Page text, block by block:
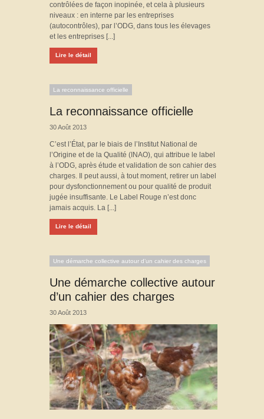
contrôlées de façon inopinée, et cela à plusieurs
niveaux : en interne par les entreprises
(autocontrôles), par l’ODG, dans tous les élevages
et les entreprises [...]
Lire le détail
La reconnaissance officielle
La reconnaissance officielle
30 Août 2013
C’est l’État, par le biais de l’Institut National de
l’Origine et de la Qualité (INAO), qui attribue le label
à l’ODG, après étude et validation de son cahier des
charges. Il peut aussi, à tout moment, retirer un label
pour dysfonctionnement ou pour qualité de produit
jugée insuffisante. Le Label Rouge n’est donc
jamais acquis. La [...]
Lire le détail
Une démarche collective autour d’un cahier des charges
Une démarche collective autour
d’un cahier des charges
30 Août 2013